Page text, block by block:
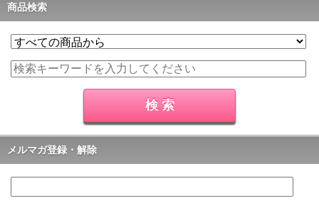
商品検索
メルマガ登録・解除